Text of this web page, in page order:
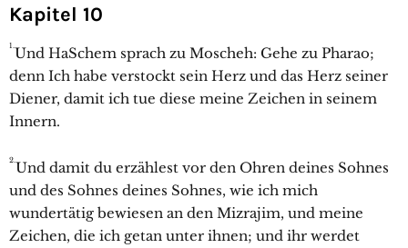
Kapitel 10
1.Und HaSchem sprach zu Moscheh: Gehe zu Pharao;
denn Ich habe verstockt sein Herz und das Herz seiner
Diener, damit ich tue diese meine Zeichen in seinem
Innern.
2.Und damit du erzählest vor den Ohren deines Sohnes
und des Sohnes deines Sohnes, wie ich mich
wundertätig bewiesen an den Mizrajim, und meine
Zeichen, die ich getan unter ihnen; und ihr werdet